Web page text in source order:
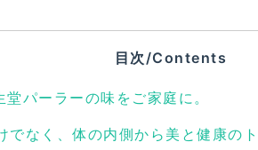
目次/Contents
パーラーの味をご家庭に。
でなく、体の内側から美と健康の